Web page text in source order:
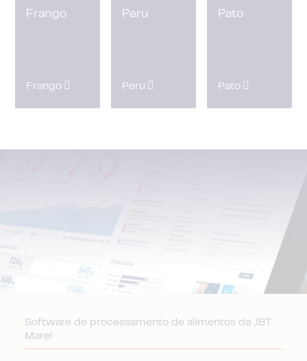
Frango
Frango
Peru
Peru
Pato
Pato
Software de processamento de alimentos da JBT
Marel